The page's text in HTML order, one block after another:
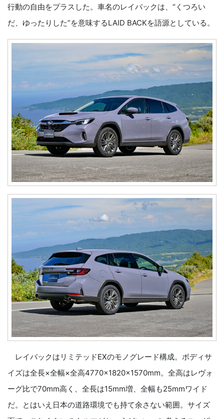
行動の自由をプラスした。車名のレイバックは、“くつろい
だ、ゆったりした”を意味するLAID BACKを語源としている。
レイバックはリミテッドEXのモノグレード構成。ボディサ
イズは全長×全幅×全高4770×1820×1570mm。全高はレヴォ
ーグ比で70mm高く、全長は15mm増、全幅も25mmワイド
だ。とはいえ日本の道路環境でも持て余さない範囲。サイズ